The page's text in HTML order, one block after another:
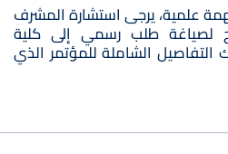
علمية، يرجى استشارة المشرف
لصياغة طلب رسمي إلى كلية
التفاصيل الشاملة للمؤتمر الذي